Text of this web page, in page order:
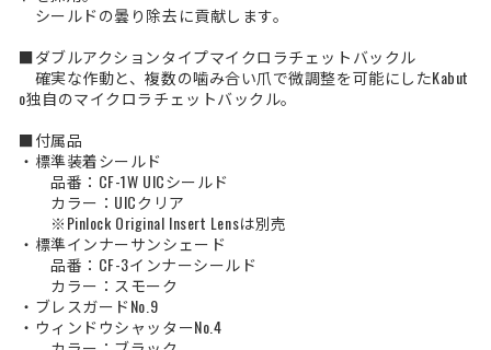
シールドの曇り除去に貢献します。
■ダブルアクションタイプマイクロラチェットバックル
確実な作動と、複数の噛み合い爪で微調整を可能にしたKabut
o独自のマイクロラチェットバックル。
■付属品
・標準装着シールド
品番：CF-1W UICシールド
カラー：UICクリア
※Pinlock Original Insert Lensは別売
・標準インナーサンシェード
品番：CF-3インナーシールド
カラー：スモーク
・ブレスガードNo.9
・ウィンドウシャッターNo.4